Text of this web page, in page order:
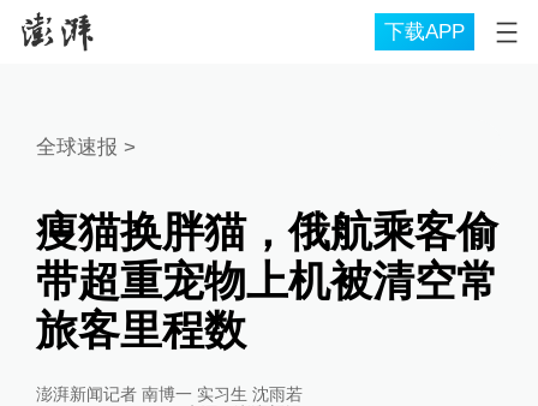
下载APP
全球速报 >
痩猫换胖猫，俄航乘客偷
带超重宠物上机被清空常
旅客里程数
澎湃新闻记者 南博一 实习生 沈雨若